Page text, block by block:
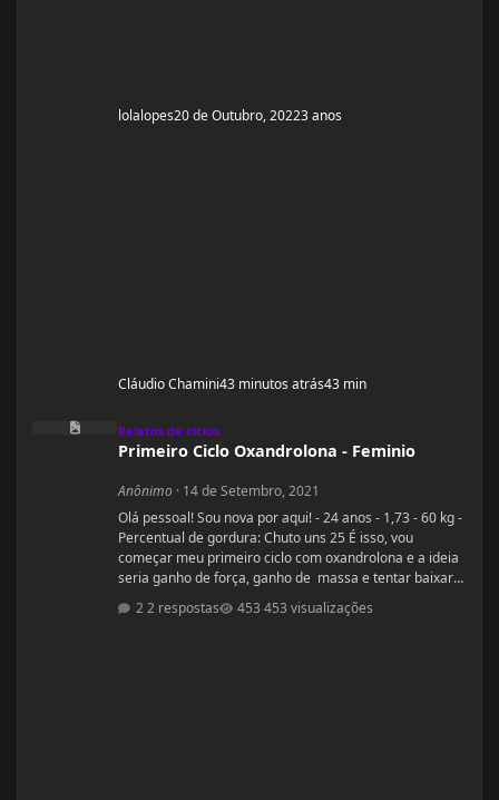
lolalopes20 de Outubro, 20223 anos
Cláudio Chamini43 minutos atrás43 min
Primeiro Ciclo Oxandrolona - Feminio
Relatos de ciclos
Primeiro Ciclo Oxandrolona - Feminio
Anônimo · 14 de Setembro, 2021
Olá pessoal! Sou nova por aqui! - 24 anos - 1,73 - 60 kg -
Percentual de gordura: Chuto uns 25 É isso, vou
começar meu primeiro ciclo com oxandrolona e a ideia
seria ganho de força, ganho de massa e tentar baixar
percentual de gordura. Sou a famosa magra falsa.
Treino há alguns anos mas sinto que não tenho bons
2 respostas 453 visualizações